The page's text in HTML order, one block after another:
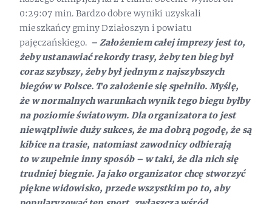
0:29:07 min. Bardzo dobre wyniki uzyskali
mieszkańcy gminy Działoszyn i powiatu
pajęczańskiego. – Założeniem całej imprezy jest to,
żeby ustanawiać rekordy trasy, żeby ten bieg był
coraz szybszy, żeby był jednym z najszybszych
biegów w Polsce. To założenie się spełniło. Myślę,
że w normalnych warunkach wynik tego biegu byłby
na poziomie światowym. Dla organizatora to jest
niewątpliwie duży sukces, że ma dobrą pogodę, że są
kibice na trasie, natomiast zawodnicy odbierają
to w zupełnie inny sposób – w taki, że dla nich się
trudniej biegnie. Ja jako organizator chcę stworzyć
piękne widowisko, przede wszystkim po to, aby